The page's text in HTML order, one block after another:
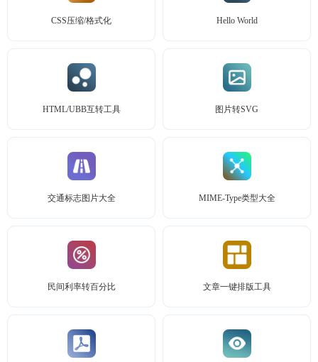
CSS压缩/格式化 Hello World
HTML/UBB互转工具 图片转SVG
交通标志图片大全 MIME-Type类型大全
民间利率转百分比 文章一键排版工具